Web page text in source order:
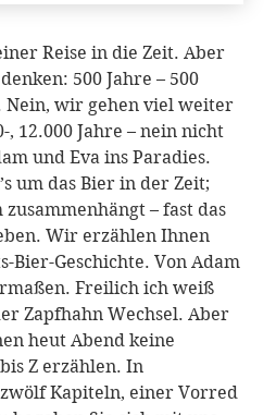
Reise in die Zeit. Aber
500 Jahre – 500
Nein, wir gehen viel weiter
, 12.000 Jahre – nein nicht
und Eva ins Paradies.
um das Bier in der Zeit;
– fast das
Wir erzählen Ihnen
Bier-Geschichte. Von Adam
Freilich ich weiß
Zapfhahn Wechsel. Aber
heut Abend keine
Z erzählen. In
Kapiteln, einer Vorred